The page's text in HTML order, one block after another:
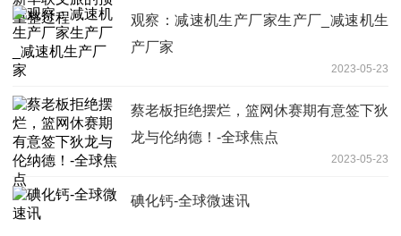
观察：减速机生产厂家生产厂_减速机生
产厂家
2023-05-23
蔡老板拒绝摆烂，篮网休赛期有意签下狄
龙与伦纳德！-全球焦点
2023-05-23
碘化钙-全球微速讯